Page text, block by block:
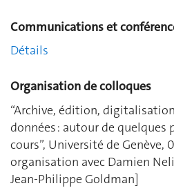
Communications et
Détails
Organisation de colloques
“Archive, édition,
données : autour de
cours”, Université de Genève,
organisation avec Damien
Jean-Philippe Goldman]